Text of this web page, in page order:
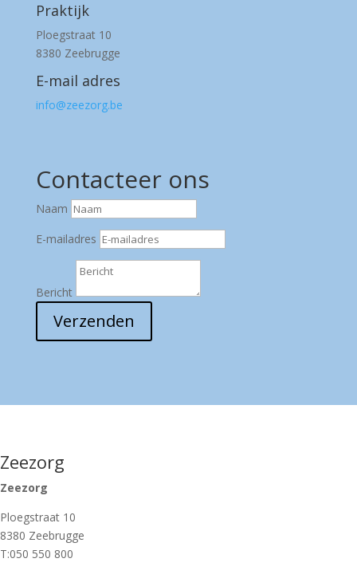
Praktijk
Ploegstraat 10
8380 Zeebrugge
E-mail adres
info@zeezorg.be
Contacteer ons
Naam
E-mailadres
Bericht
Verzenden
Zeezorg
Zeezorg
Ploegstraat 10
8380 Zeebrugge
T:050 550 800